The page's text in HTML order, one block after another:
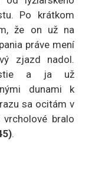
Po krátkom
že on už na
práve mení
zjazd nadol.
a ja už
dunami k
sa ocitám v
bralo
.